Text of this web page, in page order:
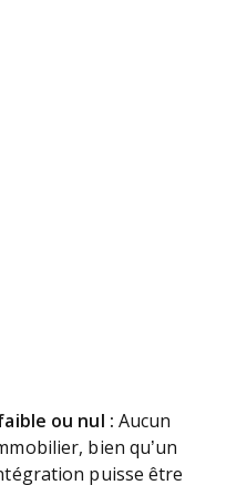
ou nul : Aucun
bien qu’un
puisse être